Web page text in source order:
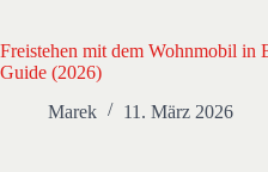
Freistehen mit dem Wohnmobil in
Guide (2026)
Marek
11. März 2026